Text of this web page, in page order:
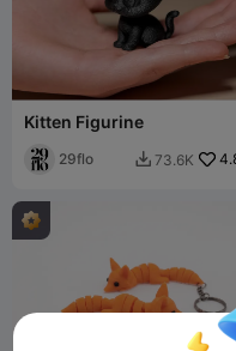
Kitten Figurine
29flo  73.6K